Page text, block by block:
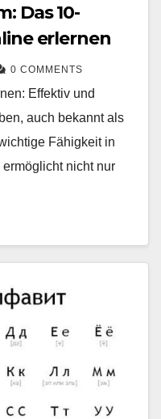
Das 10-
erlernen
0 COMMENTS
Effektiv und
auch bekannt als
Fähigkeit in
nicht nur